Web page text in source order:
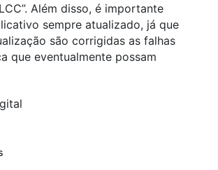
Além disso, é importante
sempre atualizado, já que
são corrigidas as falhas
que eventualmente possam